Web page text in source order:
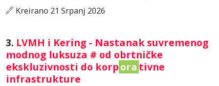
Kreirano 21 Srpanj 2026
3. LVMH i Kering - Nastanak suvremenog
modnog luksuza # od obrtničke
ekskluzivnosti do korpora tivne
infrastrukture